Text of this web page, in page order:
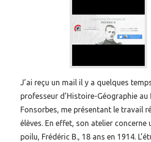
J’ai reçu un mail il y a quelques
professeur d’Histoire-Géographie au
Fonsorbes, me présentant le travail
élèves. En effet, son atelier concerne
poilu, Frédéric B., 18 ans en 1914.